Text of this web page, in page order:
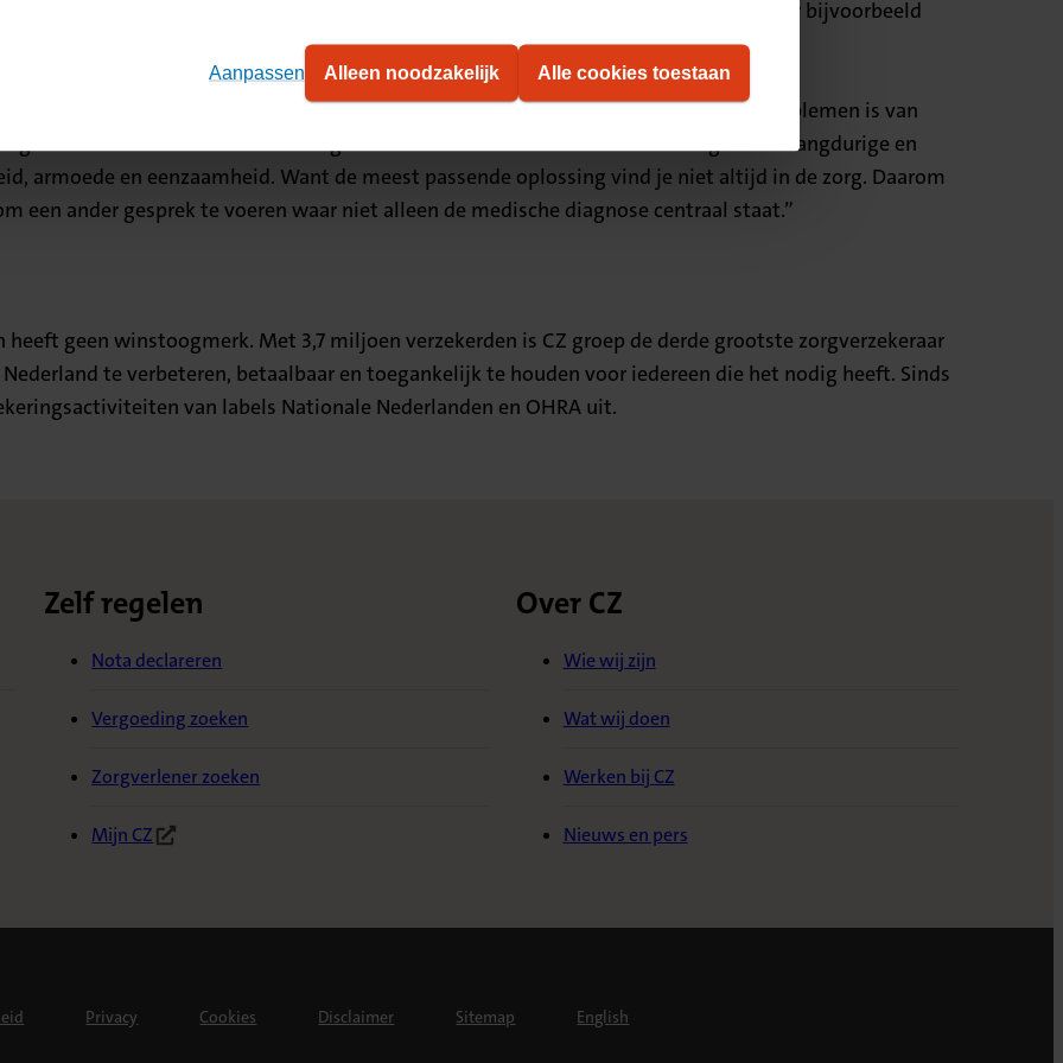
Alleen noodzakelijk
Aanpassen Alle cookies toestaan
tot een betere oplossing.” CZ zet zich in om de zorg hierop aan te laten sluiten. Door bijvoorbeeld
krijgen patiënten meer eigen regie.
kwaliteit van leven”, benadrukt De Groot. “De individuele aanpak van medische problemen is van
ook steeds breder het besef dat gezondheidskansen veel meer samenhangen met langdurige en
armoede en eenzaamheid. Want de meest passende oplossing vind je niet altijd in de zorg. Daarom
een ander gesprek te voeren waar niet alleen de medische diagnose centraal staat.”
geen winstoogmerk. Met 3,7 miljoen verzekerden is CZ groep de derde grootste zorgverzekeraar
te verbeteren, betaalbaar en toegankelijk te houden voor iedereen die het nodig heeft. Sinds
van labels Nationale Nederlanden en OHRA uit.
Zelf regelen
Nota declareren
Vergoeding zoeken
Zorgverlener zoeken
Mijn CZ
(Opent in nieuw tabblad)
Over CZ
Wie wij zijn
Wat wij doen
Werken bij CZ
Nieuws en pers
Privacy Cookies Disclaimer Sitemap English